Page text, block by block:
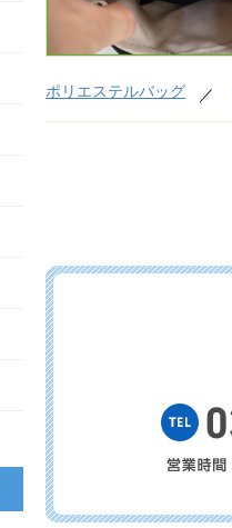
ポリエステルバッグ